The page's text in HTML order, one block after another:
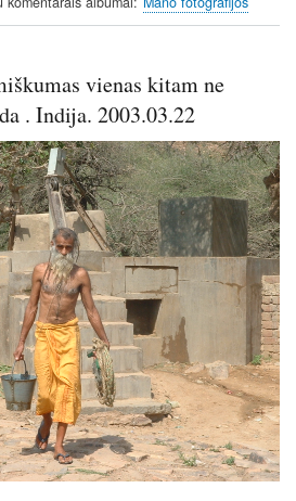
vienas kitam ne
. Indija. 2003.03.22